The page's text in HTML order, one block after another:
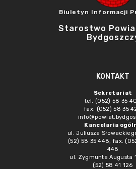
Biuletyn Informacji
Starostwo
KONTAKT
Sekretariat
tel. (052) 58 35
fax. (052) 58 35
Kancelaria
ul. Juliusza
(52) 58 35 448, fax.
448
ul. Zygmunta Augusta
(52) 58 41 126